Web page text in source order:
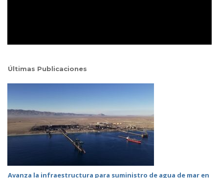
Últimas Publicaciones
Avanza la infraestructura para suministro de agua de mar en